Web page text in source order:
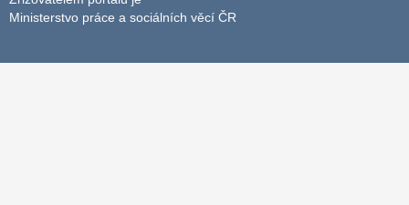
Ministerstvo práce a sociálních věcí ČR